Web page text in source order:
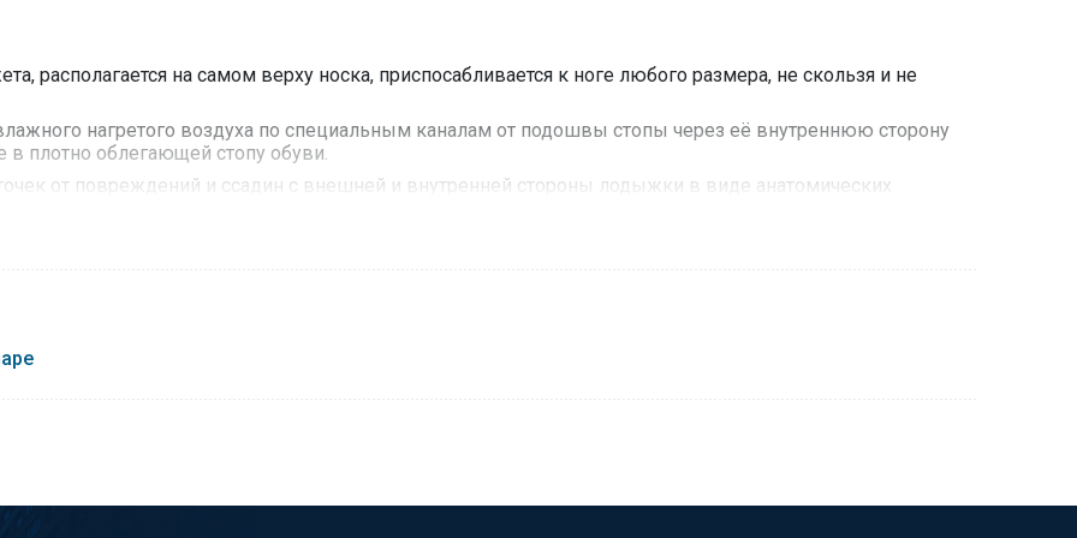
располагается на самом верху носка, приспосабливается к ноге любого размера, не скользя и не
нагретого воздуха по специальным каналам от подошвы стопы через её внутреннюю сторону
в плотно облегающей стопу обуви.
от повреждений и ссадин с внешней и внутренней стороны лодыжки в виде анатомических
и волдырей.
технологии компрессии, эффективно снижает мышечную вибрацию. Частичная компрессия